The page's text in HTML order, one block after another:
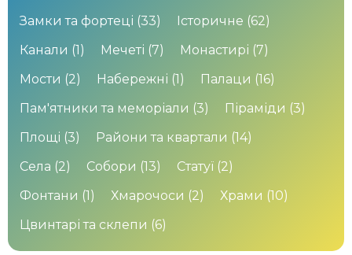
Замки та фортеці (33) Історичне (62)
Канали (1) Мечеті (7) Монастирі (7)
Мости (2) Набережні (1) Палаци (16)
Пам'ятники та меморіали (3) Піраміди (3)
Площі (3) Райони та квартали (14)
Села (2) Собори (13) Статуї (2)
Фонтани (1) Хмарочоси (2) Храми (10)
Цвинтарі та склепи (6)